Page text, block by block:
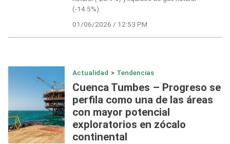
(-14.5%).
01/06/2026 / 12:53 PM
Actualidad > Tendencias
Cuenca Tumbes – Progreso se
perfila como una de las áreas
con mayor potencial
exploratorios en zócalo
continental